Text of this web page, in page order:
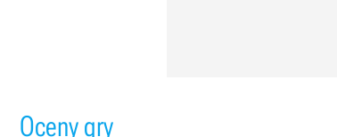
Oceny gry